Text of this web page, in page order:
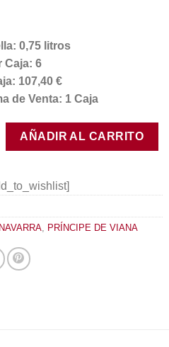
0,75 litros
Caja: 6
107,40 €
de Venta: 1 Caja
1423 2014 cantidad
AÑADIR AL CARRITO
PRÍNCIPE DE VIANA